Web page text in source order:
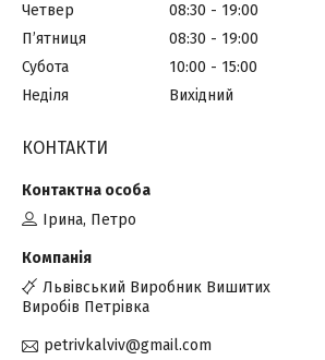
Четвер
08:30
19:00
Пʼятниця
08:30
19:00
Субота
10:00
15:00
Неділя
Вихідний
КОНТАКТИ
Ірина, Петро
Львівський Виробник Вишитих
Виробів Петрівка
petrivkalviv@gmail.com